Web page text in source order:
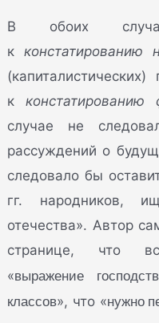
В обоих
к констатированию
кконстатированию
случае не
рассуждений о
следовало бы
гг. народников,
отечества». Автор
странице, что
«выражение
классов», что «нужно